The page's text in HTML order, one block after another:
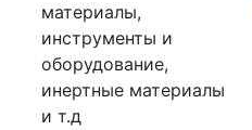
материалы,
инструменты и
оборудование,
инертные материалы
и т.д